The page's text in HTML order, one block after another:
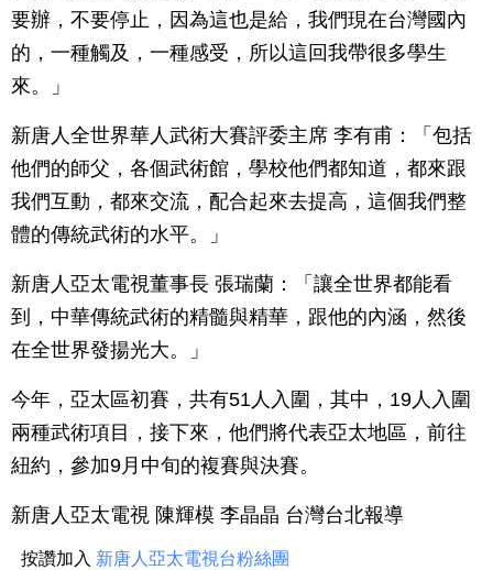
要辦，不要停止，因為這也是給，我們現在台灣國內
的，一種觸及，一種感受，所以這回我帶很多學生
來。」
新唐人全世界華人武術大賽評委主席 李有甫：「包括
他們的師父，各個武術館，學校他們都知道，都來跟
我們互動，都來交流，配合起來去提高，這個我們整
體的傳統武術的水平。」
新唐人亞太電視董事長 張瑞蘭：「讓全世界都能看
到，中華傳統武術的精髓與精華，跟他的內涵，然後
在全世界發揚光大。」
今年，亞太區初賽，共有51人入圍，其中，19人入圍
兩種武術項目，接下來，他們將代表亞太地區，前往
紐約，參加9月中旬的複賽與決賽。
新唐人亞太電視 陳輝模 李晶晶 台灣台北報導
按讚加入 新唐人亞太電視台粉絲團